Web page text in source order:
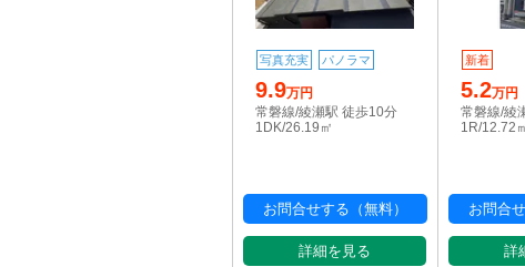
写真充実 パノラマ
9.9万円
常磐線/綾瀬駅 徒歩10分
1DK/26.19㎡
お問合せする（無料）
詳細を見る
新着
5.2万円
常磐線/綾
1R/12.72
お問合
詳